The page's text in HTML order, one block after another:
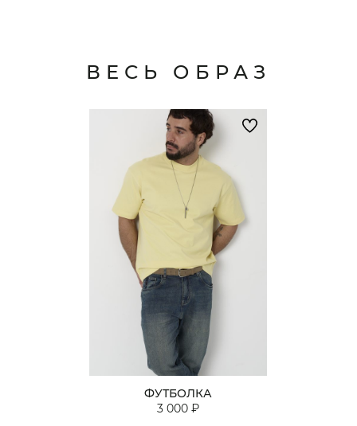
ВЕСЬ ОБРАЗ
ФУТБОЛКА
3 000 ₽